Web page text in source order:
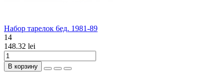
Набор тарелок 6ед. 1981-89
14
148.32 lei
В корзину